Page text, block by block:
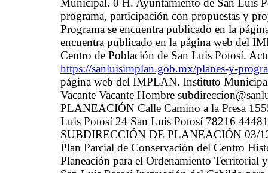
Municipal. 0 H. Ayuntamiento de San Luis
programa, participación con propuestas y
Programa se encuentra publicado en la
encuentra publicado en la página web del
Centro de Población de San Luis Potosí.
https://sanluisimplan.gob.mx/planes-y-
página web del IMPLAN. Instituto
Vacante Vacante Hombre
PLANEACIÓN Calle Camino a la Presa
Luis Potosí 24 San Luis Potosí 78216
SUBDIRECCIÓN DE PLANEACIÓN 03/
Plan Parcial de Conservación del Centro
Planeación para el Ordenamiento